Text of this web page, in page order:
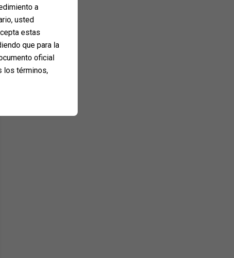
a
usted
estas
que para la
oficial
los términos,